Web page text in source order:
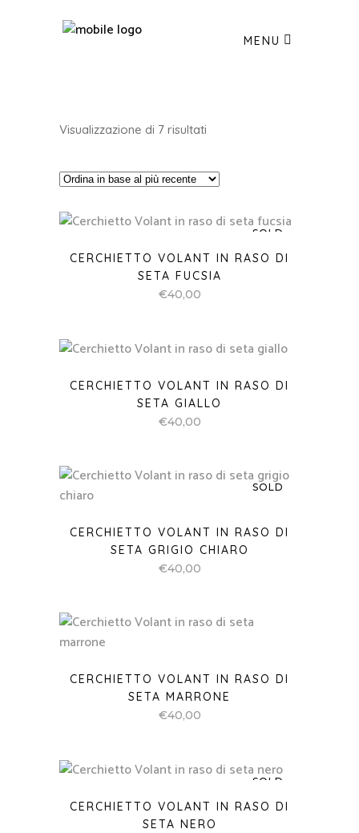
MENU
Visualizzazione di 7 risultati
più
SOLD
CERCHIETTO VOLANT IN RASO DI
SETA FUCSIA
€40,00
CERCHIETTO VOLANT IN RASO DI
SETA GIALLO
€40,00
SOLD
CERCHIETTO VOLANT IN RASO DI
SETA GRIGIO CHIARO
€40,00
CERCHIETTO VOLANT IN RASO DI
SETA MARRONE
€40,00
SOLD
CERCHIETTO VOLANT IN RASO DI
SETA NERO